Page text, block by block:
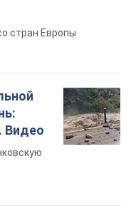
стран Европы
Видео